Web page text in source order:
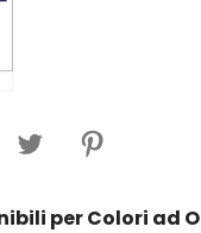
per Colori ad